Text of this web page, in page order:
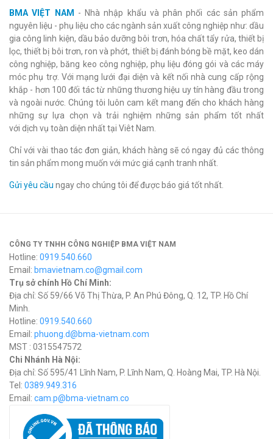
BMA VIỆT NAM
- Nhà nhập khẩu và phân phối các sản phẩm
nguyên liệu - phụ liệu cho các ngành sản xuất công nghiệp như: dầu
gia công linh kiện, dầu bảo dưỡng bôi trơn, hóa chất tẩy rửa, thiết bị
lọc, thiết bị bôi trơn, ron và phớt, thiết bị đánh bóng bề mặt, keo dán
công nghiệp, băng keo công nghiệp, phụ liệu đóng gói và các máy
móc phụ trợ. Với mạng lưới đại diện và kết nối nhà cung cấp rộng
khắp - hơn 100 đối tác từ những thương hiệu uy tín hàng đầu trong
và ngoài nước. Chúng tôi luôn cam kết mang đến cho khách hàng
những sự lựa chọn và trải nghiệm những sản phẩm tốt nhất
với dịch vụ toàn diện nhất tại Viêt Nam.
Chỉ với vài thao tác đơn giản, khách hàng sẽ có ngay đủ các thông
tin sản phẩm mong muốn với mức giá cạnh tranh nhất.
Gửi yêu cầu ngay cho chúng tôi để được báo giá tốt nhất.
CÔNG TY TNHH CÔNG NGHIỆP BMA VIỆT NAM
Hotline: 0919.540.660
Email: bmavietnam.co@gmail.com
Trụ sở chính Hồ Chí Minh:
Địa chỉ: Số 59/66 Võ Thị Thừa, P. An Phú Đông, Q. 12, TP. Hồ Chí
Minh.
Hotline: 0919.540.660
Email: phuong.d@bma-vietnam.com
MST : 0315547572
Chi Nhánh Hà Nội:
Địa chỉ: Số 595/41 Lĩnh Nam, P. Lĩnh Nam, Q. Hoàng Mai, TP. Hà Nội.
Tel: 0389.949.316
Email: cam.p@bma-vietnam.co